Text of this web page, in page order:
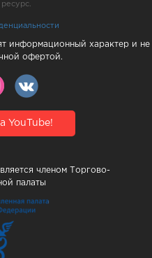
информационный характер и не
офертой.
YouTube!
членом Торгово-
палаты